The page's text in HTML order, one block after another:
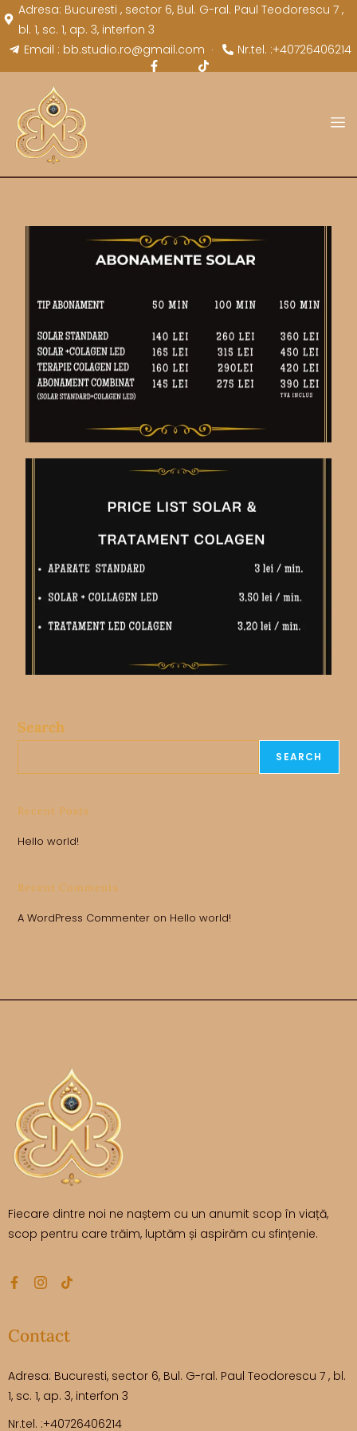
Adresa: Bucuresti , sector 6, Bul. G-ral. Paul Teodorescu 7 ,
bl. 1, sc. 1, ap. 3, interfon 3
Email : bb.studio.ro@gmail.com
Nr.tel. :+40726406214
Search
SEARCH
Recent Posts
Hello world!
Recent Comments
A WordPress Commenter on Hello world!
Fiecare dintre noi ne naștem cu un anumit scop în viață,
scop pentru care trăim, luptăm și aspirăm cu sfințenie.
Contact
Adresa: Bucuresti, sector 6, Bul. G-ral. Paul Teodorescu 7 , bl.
1, sc. 1, ap. 3, interfon 3
Nr.tel. :+40726406214